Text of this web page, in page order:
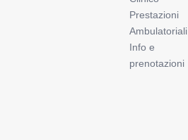
Prestazioni
Ambulatoriali
Info e
prenotazioni